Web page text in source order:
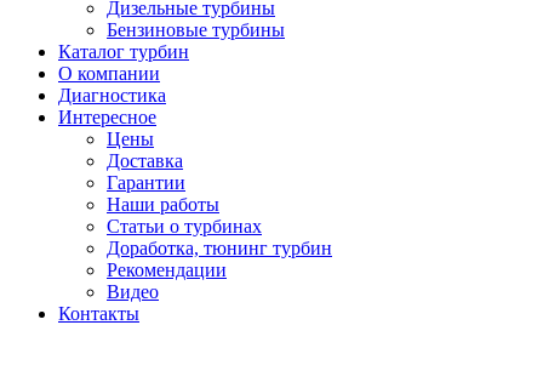
Дизельные турбины
Бензиновые турбины
Каталог турбин
О компании
Диагностика
Интересное
Цены
Доставка
Гарантии
Наши работы
Статьи о турбинах
Доработка, тюнинг турбин
Рекомендации
Видео
Контакты